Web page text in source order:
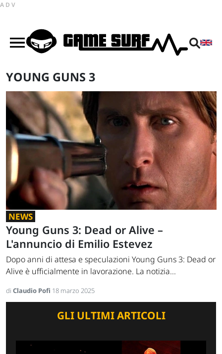
ADV
YOUNG GUNS 3
NEWS
Young Guns 3: Dead or Alive –
L'annuncio di Emilio Estevez
Dopo anni di attesa e speculazioni Young Guns 3: Dead or
Alive è ufficialmente in lavorazione. La notizia...
di Claudio Pofi 18 marzo 2025
GLI ULTIMI ARTICOLI